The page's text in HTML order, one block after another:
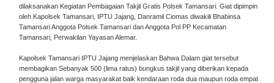
dilaksanakan Kegiatan Pembagaian Takjil Gratis Polsek Tamansari. Giat dipimpin
oleh Kapolsek Tamansari, IPTU Jajang, Danramil Ciomas diwakili Bhabinsa
Tamansari Anggota Polsek Tamansari dan Anggota Pol PP Kecamatan
Tamansari, Perwakilan Yayasan Alemar.
Kapolsek Tamansari IPTU Jajang menjelaskan Bahwa Dalam giat tersebut
membagikan Sebanyak 500 (lima ratus) bungkus takjil yang diberikan kepada
pengguna jalan warga masyarakat baik kendaraan roda dua maupun roda empat